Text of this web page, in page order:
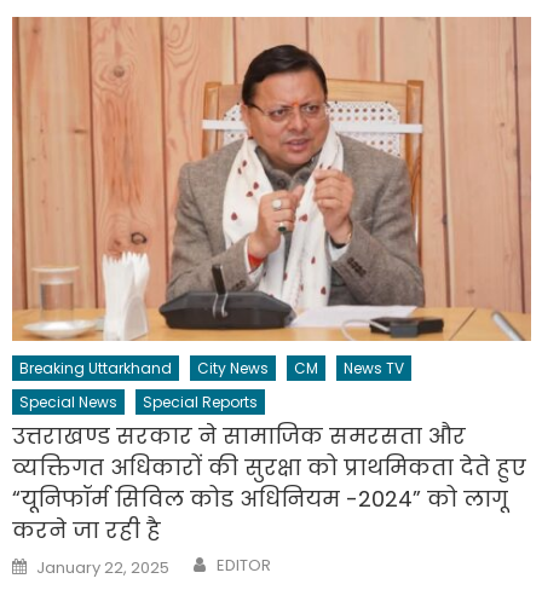
Breaking Uttarkhand City News CM
News TV
Special News
Special Reports
उत्तराखण्ड सरकार ने सामाजिक समरसता और
व्यक्तिगत अधिकारों की सुरक्षा को प्राथमिकता देते हुए
“यूनिफॉर्म सिविल कोड अधिनियम -2024” को लागू
करने जा रही है
Posted
on
January 22, 2025 Author
EDITOR